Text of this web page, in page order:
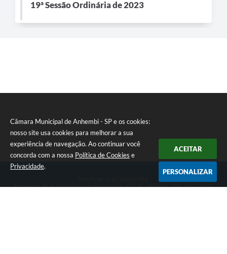
Câmara Municipal de Anhembi - SP e os cookies:
nosso site usa cookies para melhorar a sua
experiência de navegação. Ao continuar você
concorda com a nossa Política de Cookies e
Privacidade.
ACEITAR
PERSONALIZAR
19ª Sessão Ordinária de 2023
Endereço: Rua: Salvador Luiz dos Santos, nº 776, Centro | CEP: 18630-047